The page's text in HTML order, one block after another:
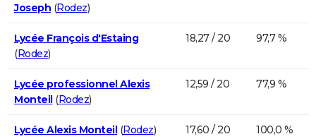
Joseph (Rodez)
Lycée François d'Estaing
(Rodez)
18,27 / 20 97,7 %
Lycée professionnel Alexis
Monteil(Rodez)
12,59 / 20 77,9 %
Lycée Alexis Monteil(Rodez) 17,60 / 20 100,0 %